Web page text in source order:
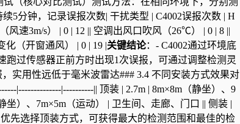
5分钟，记录误报次数| 干扰类型 | C4002误报次数 | H
风速3m/s） | 0 | 12 || 空调出风口吹风（26℃） | 0 | 8 ||
化（开窗通风） | 0 | 19 |关键结论：- C4002通过环境底
过传感器正前方时出现1次误报，可通过调整检测灵
实用性远低于毫米波雷达### 3.4 不同安装方式效果对
|--------------|----------|| 顶装 | 2.7m | 8m×8m（静坐）、9
坐）、7m×5m（运动） | 卫生间、走廊、门口 || 侧装 |
优先选择顶装方式，可获得最大的检测范围和最佳的检